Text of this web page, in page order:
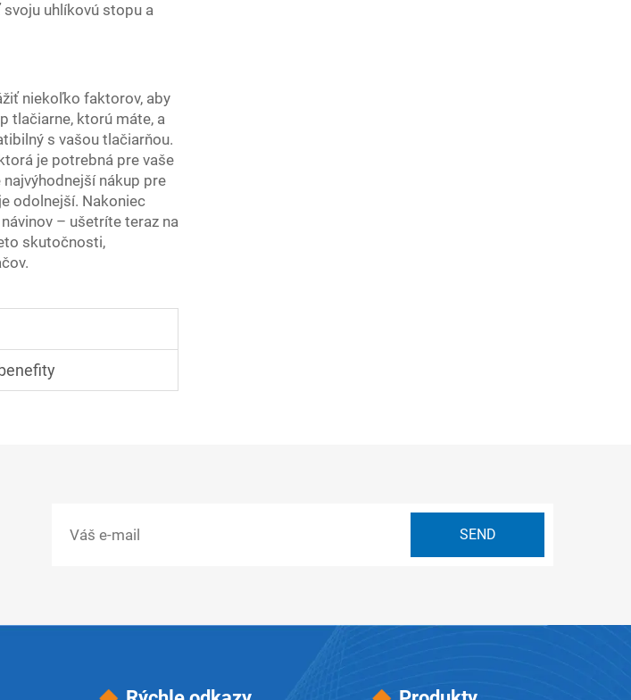
uhlíkovú stopu a
niekoľko faktorov, aby
tlačiarne, ktorú máte, a
s vašou tlačiarňou.
je potrebná pre vaše
nákup pre
odolnejší. Nakoniec
– ušetríte teraz na
skutočnosti,